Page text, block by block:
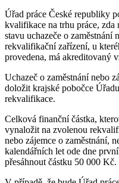
Úřad práce České republiky
kvalifikace na trhu práce,
stavu uchazeče o zaměstnání
rekvalifikační zařízení, u
provedena, má akreditovaný
Uchazeč o zaměstnání nebo
doložit krajské pobočce
rekvalifikace.
Celková finanční částka,
vynaložit na zvolenou
nebo zájemce o zaměstnání,
kalendářních let ode dne
přesáhnout částku 50 000 Kč.